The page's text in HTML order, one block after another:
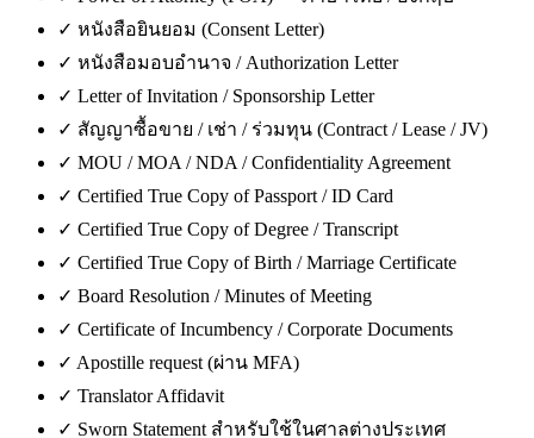
✓ หนังสือยินยอม (Consent Letter)
✓ หนังสือมอบอำนาจ / Authorization Letter
✓ Letter of Invitation / Sponsorship Letter
✓ สัญญาซื้อขาย / เช่า / ร่วมทุน (Contract / Lease / JV)
✓ MOU / MOA / NDA / Confidentiality Agreement
✓ Certified True Copy of Passport / ID Card
✓ Certified True Copy of Degree / Transcript
✓ Certified True Copy of Birth / Marriage Certificate
✓ Board Resolution / Minutes of Meeting
✓ Certificate of Incumbency / Corporate Documents
✓ Apostille request (ผ่าน MFA)
✓ Translator Affidavit
✓ Sworn Statement สำหรับใช้ในศาลต่างประเทศ